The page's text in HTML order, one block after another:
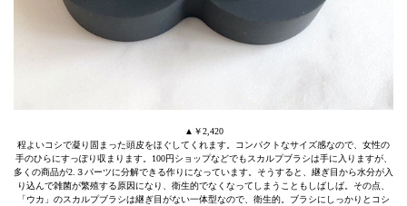
▲￥2,420
程よいコシで凝り固まった頭皮をほぐしてくれます。コンパクトなサイズ感なので、女性の
手のひらにすっぽり収まります。100円ショップなどでもスカルプブラシは手に入りますが、
多くの商品が2.３パーツに分解できる作りになっています。そうすると、継ぎ目から水分が入
り込んで雑菌が繁殖する原因になり、衛生的でなくなってしまうこともしばしば。その点、
「ウカ」のスカルプブラシは継ぎ目がない一体型なので、衛生的。ブラシにしっかりとコシ